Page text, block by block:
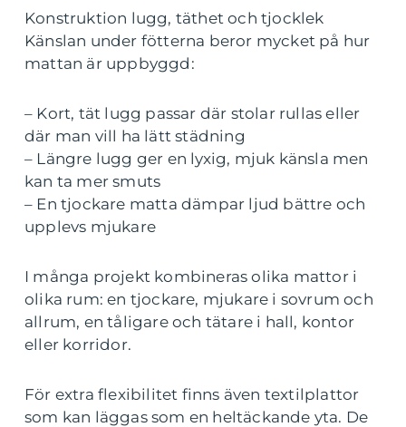
Konstruktion lugg, täthet och tjocklek
Känslan under fötterna beror mycket på hur
mattan är uppbyggd:
– Kort, tät lugg passar där stolar rullas eller
där man vill ha lätt städning
– Längre lugg ger en lyxig, mjuk känsla men
kan ta mer smuts
– En tjockare matta dämpar ljud bättre och
upplevs mjukare
I många projekt kombineras olika mattor i
olika rum: en tjockare, mjukare i sovrum och
allrum, en tåligare och tätare i hall, kontor
eller korridor.
För extra flexibilitet finns även textilplattor
som kan läggas som en heltäckande yta. De